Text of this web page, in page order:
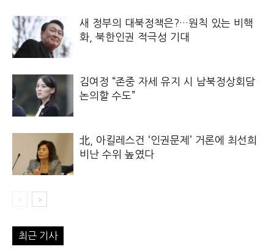
새 정부의 대북정책은?…원칙 있는 비핵
화, 북한인권 적극성 기대
김여정 “존중 자세 유지 시 남북정상회담
논의할 수도”
北, 아킬레스건 ‘인권문제’ 거론에 최선희
비난 수위 높였다
최근 기사